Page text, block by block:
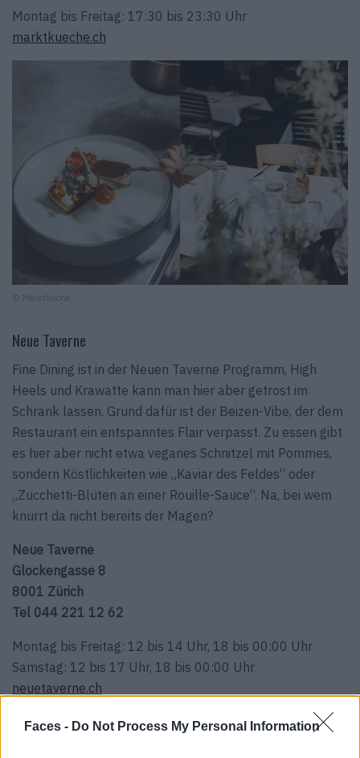
Faces - Do Not Process My Personal Information
Montag bis Freitag: 17:30 bis 23:30 Uhr
marktkueche.ch
© Marktküche
Neue Taverne
Fine Dining ist in der Neuen Taverne Programm, High
Heels und Krawatte kann man hier aber getrost im
Schrank lassen. Grund dafür ist der Beizen-Vibe, der dem
Restaurant ein entspanntes Flair verpasst. Zu essen gibt
es hier aber nicht etwa veganes Schnitzel mit Pommes,
sondern Köstlichkeiten wie „Kaviar des Feldes“ oder
„Zucchetti-Blüten an einer Rouille-Sauce“. Na, bei wem
knurrt da nicht bereits der Magen?
Neue Taverne
Glockengasse 8
8001 Zürich
Tel 044 221 12 62
Montag bis Freitag: 12 bis 14 Uhr, 18 bis 00:00 Uhr
Samstag: 12 bis 17 Uhr, 18 bis 00:00 Uhr
neuetaverne.ch